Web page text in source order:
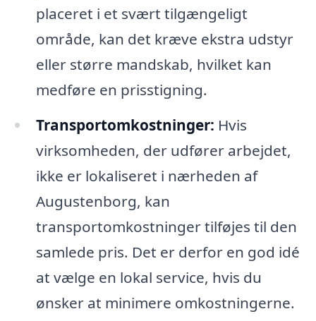
placeret i et svært tilgængeligt
område, kan det kræve ekstra udstyr
eller større mandskab, hvilket kan
medføre en prisstigning.
Transportomkostninger: Hvis
virksomheden, der udfører arbejdet,
ikke er lokaliseret i nærheden af
Augustenborg, kan
transportomkostninger tilføjes til den
samlede pris. Det er derfor en god idé
at vælge en lokal service, hvis du
ønsker at minimere omkostningerne.